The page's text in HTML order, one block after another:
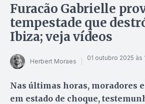
Furacão Gabrielle
tempestade que
Ibiza; veja vídeos
Herbert Moraes 01 outubro 2025 às
Nas últimas horas, moradores
em estado de choque,